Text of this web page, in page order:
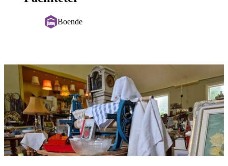
Boende
Bildspel
med
bilder